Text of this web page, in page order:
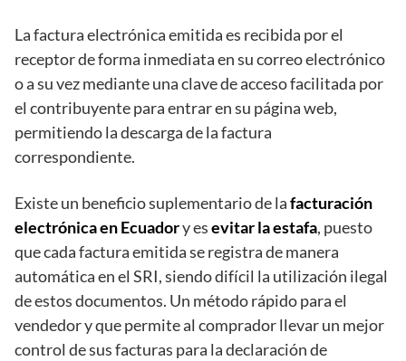
La factura electrónica emitida es recibida por el
receptor de forma inmediata en su correo electrónico
o a su vez mediante una clave de acceso facilitada por
el contribuyente para entrar en su página web,
permitiendo la descarga de la factura
correspondiente.
Existe un beneficio suplementario de lafacturación
electrónica en Ecuadory esevitar la estafa, puesto
que cada factura emitida se registra de manera
automática en el SRI, siendo difícil la utilización ilegal
de estos documentos. Un método rápido para el
vendedor y que permite al comprador llevar un mejor
control de sus facturas para la declaración de